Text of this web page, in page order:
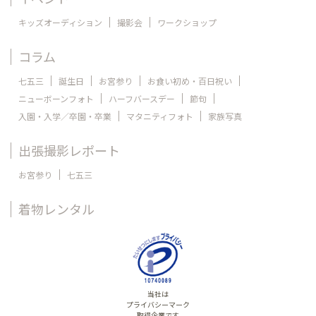
キッズオーディション 撮影会 ワークショップ
コラム
七五三 誕生日 お宮参り
お食い初め・百日祝い
ニューボーンフォト
ハーフバースデー
節句
入園・入学／卒園・卒業
マタニティフォト 家族写真
出張撮影レポート
お宮参り 七五三
着物レンタル
当社は
プライバシーマーク